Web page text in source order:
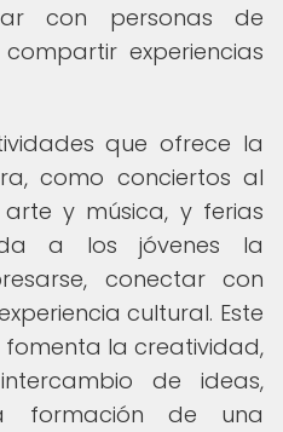
con personas de
experiencias
que ofrece la
como conciertos al
y música, y ferias
a los jóvenes la
conectar con
cultural. Este
la creatividad,
de ideas,
formación de una